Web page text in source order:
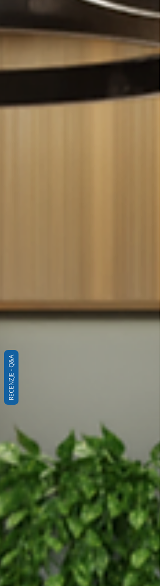
RECENZJE - Q&A